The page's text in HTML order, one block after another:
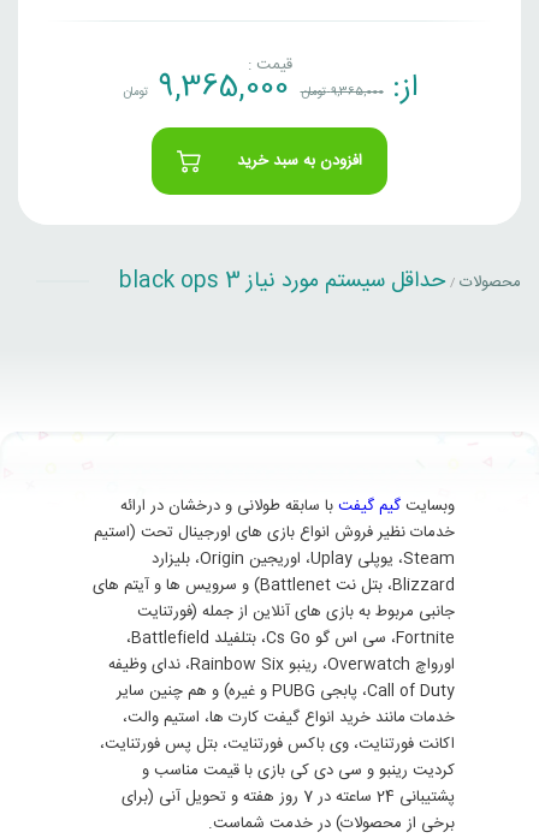
قیمت : از:9,365,000تومان 9,365,000 تومان
افزودن به سبد خرید
محصولات / حداقل سیستم مورد نیاز black ops 3
وبسایت گیم گیفتبا سابقه طولانی و درخشان در ارائه
خدمات نظیر فروش انواع بازی های اورجینال تحت (استیم
Steam، یوپلی Uplay، اوریجین Origin، بلیزارد
Blizzard، بتل نت Battlenet) و سرویس ها و آیتم های
جانبی مربوط به بازی های آنلاین از جمله (فورتنایت
Fortnite، سی اس گو Cs Go، بتلفیلد Battlefield،
اورواچ Overwatch، رینبو Rainbow Six، ندای وظیفه
Call of Duty، پابجی PUBG و غیره) و هم چنین سایر
خدمات مانند خرید انواع گیفت کارت ها، استیم والت،
اکانت فورتنایت، وی باکس فورتنایت، بتل پس فورتنایت،
کردیت رینبو و سی دی کی بازی با قیمت مناسب و
پشتیبانی 24 ساعته در 7 روز هفته و تحویل آنی (برای
برخی از محصولات) در خدمت شماست.